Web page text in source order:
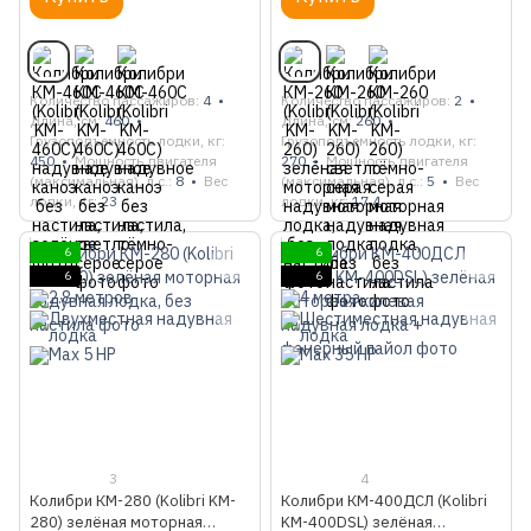
Количество пассажиров 4
Длина, см 460
Грузоподъемность лодки, кг
450
Мощность двигателя
(максимальная), л.с. 8
Вес
лодки, кг 23
Количество пассажиров 2
Длина, см 260
Грузоподъемность лодки, кг
270
Мощность двигателя
(максимальная), л.с. 5
Вес
лодки, кг 17.4
6
6
3
Колибри КМ-280 (Kolibri KM-
280) зелёная моторная
6
6
4
Колибри КМ-400ДСЛ (Kolibri
KM-400DSL) зелёная